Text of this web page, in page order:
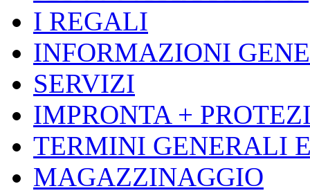
I REGALI
INFORMAZIONI
SERVIZI
IMPRONTA +
TERMINI GENERALI
MAGAZZINAGGIO